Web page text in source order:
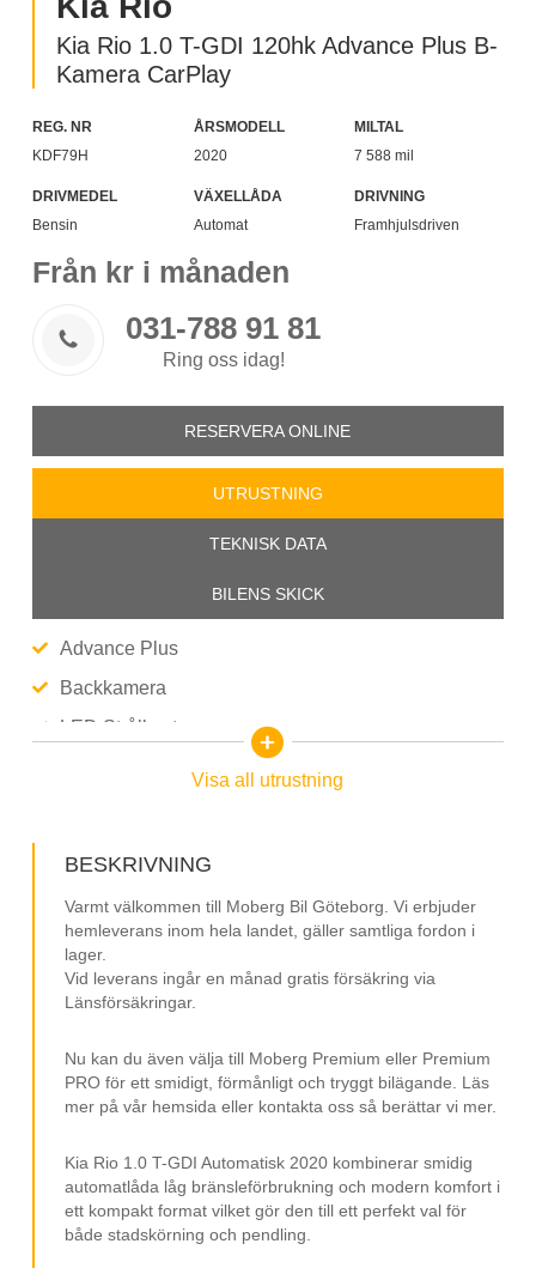
Kia Rio 1.0 T-GDI 120hk Advance Plus B-
Kamera CarPlay
REG. NR
KDF79H
ÅRSMODELL
2020
MILTAL
7 588 mil
DRIVMEDEL
Bensin
VÄXELLÅDA
Automat
DRIVNING
Framhjulsdriven
Från kr i månaden
 031-788 91 81
Ring oss idag!
RESERVERA ONLINE
UTRUSTNING
TEKNISK DATA
BILENS SKICK
Advance Plus
Backkamera
LED Strålkastare
Lane Assist
Uppmärksamhetsvarning
Farthållare
Tonade Rutor Bak
Touch Display Skärm
Apple CarPlay
Android Auto
Bluetooth
Visa all utrustning
BESKRIVNING
Varmt välkommen till Moberg Bil Göteborg. Vi erbjuder
hemleverans inom hela landet, gäller samtliga fordon i
lager.
Vid leverans ingår en månad gratis försäkring via
Länsförsäkringar.
Nu kan du även välja till Moberg Premium eller Premium
PRO för ett smidigt, förmånligt och tryggt bilägande. Läs
mer på vår hemsida eller kontakta oss så berättar vi mer.
Kia Rio 1.0 T-GDI Automatisk 2020 kombinerar smidig
automatlåda låg bränsleförbrukning och modern komfort i
ett kompakt format vilket gör den till ett perfekt val för
både stadskörning och pendling.